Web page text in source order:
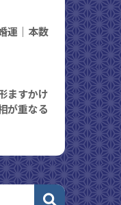
運｜本数
ますかけ
が重なる